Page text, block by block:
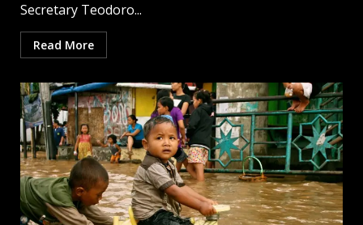
Secretary Teodoro...
Read More